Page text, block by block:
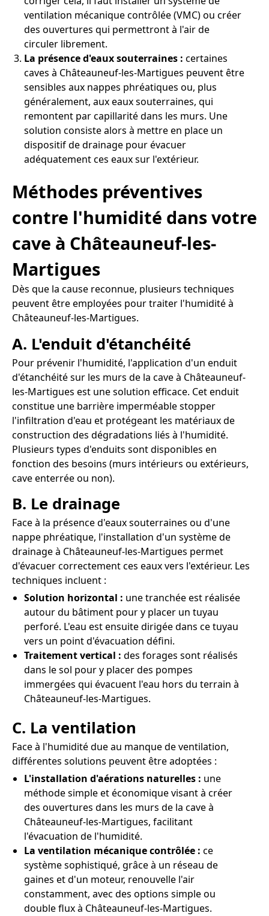
ventilation mécanique contrôlée (VMC) ou créer
des ouvertures qui permettront à l'air de
circuler librement.
La présence d'eaux souterraines : certaines
caves à Châteauneuf-les-Martigues peuvent être
sensibles aux nappes phréatiques ou, plus
généralement, aux eaux souterraines, qui
remontent par capillarité dans les murs. Une
solution consiste alors à mettre en place un
dispositif de drainage pour évacuer
adéquatement ces eaux sur l'extérieur.
Méthodes préventives
contre l'humidité dans votre
cave à Châteauneuf-les-
Martigues
Dès que la cause reconnue, plusieurs techniques
peuvent être employées pour traiter l'humidité à
Châteauneuf-les-Martigues.
A. L'enduit d'étanchéité
Pour prévenir l'humidité, l'application d'un enduit
d'étanchéité sur les murs de la cave à Châteauneuf-
les-Martigues est une solution efficace. Cet enduit
constitue une barrière imperméable stopper
l'infiltration d'eau et protégeant les matériaux de
construction des dégradations liés à l'humidité.
Plusieurs types d'enduits sont disponibles en
fonction des besoins (murs intérieurs ou extérieurs,
cave enterrée ou non).
B. Le drainage
Face à la présence d'eaux souterraines ou d'une
nappe phréatique, l'installation d'un système de
drainage à Châteauneuf-les-Martigues permet
d'évacuer correctement ces eaux vers l'extérieur. Les
techniques incluent :
Solution horizontal : une tranchée est réalisée
autour du bâtiment pour y placer un tuyau
perforé. L'eau est ensuite dirigée dans ce tuyau
vers un point d'évacuation défini.
Traitement vertical : des forages sont réalisés
dans le sol pour y placer des pompes
immergées qui évacuent l'eau hors du terrain à
Châteauneuf-les-Martigues.
C. La ventilation
Face à l'humidité due au manque de ventilation,
différentes solutions peuvent être adoptées :
L'installation d'aérations naturelles : une
méthode simple et économique visant à créer
des ouvertures dans les murs de la cave à
Châteauneuf-les-Martigues, facilitant
l'évacuation de l'humidité.
La ventilation mécanique contrôlée : ce
système sophistiqué, grâce à un réseau de
gaines et d'un moteur, renouvelle l'air
constamment, avec des options simple ou
double flux à Châteauneuf-les-Martigues.